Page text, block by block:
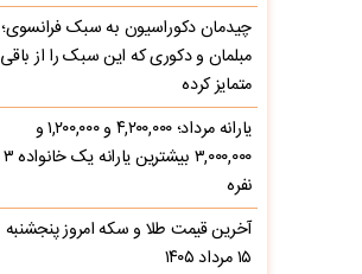
چیدمان دکوراسیون به سبک فرانسوی؛
مبلمان و دکوری که این سبک را از باقی
متمایز کرده
یارانه مرداد؛ ۴,۲۰۰,۰۰۰ و ۱,۲۰۰,۰۰۰ و
۳,۰۰۰,۰۰۰ بیشترین یارانه یک خانواده ۳
نفره
آخرین قیمت طلا و سکه امروز پنجشنبه
۱۵ مرداد ۱۴۰۵